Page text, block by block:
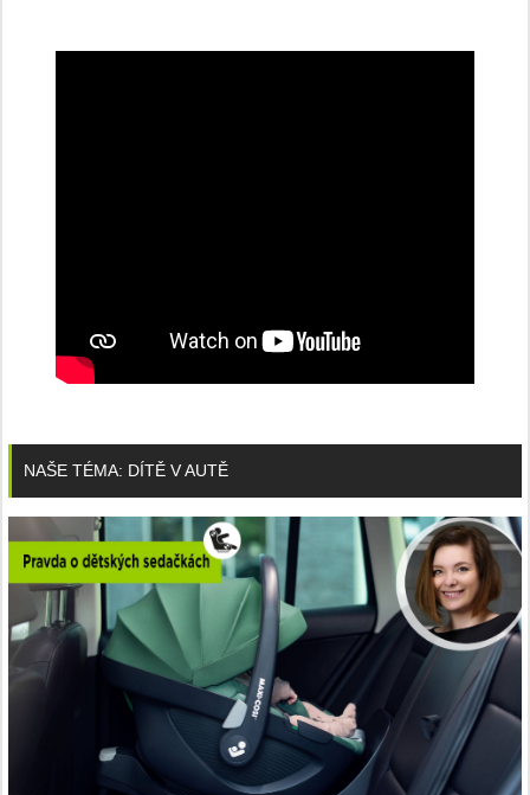
NAŠE TÉMA: DÍTĚ V AUTĚ